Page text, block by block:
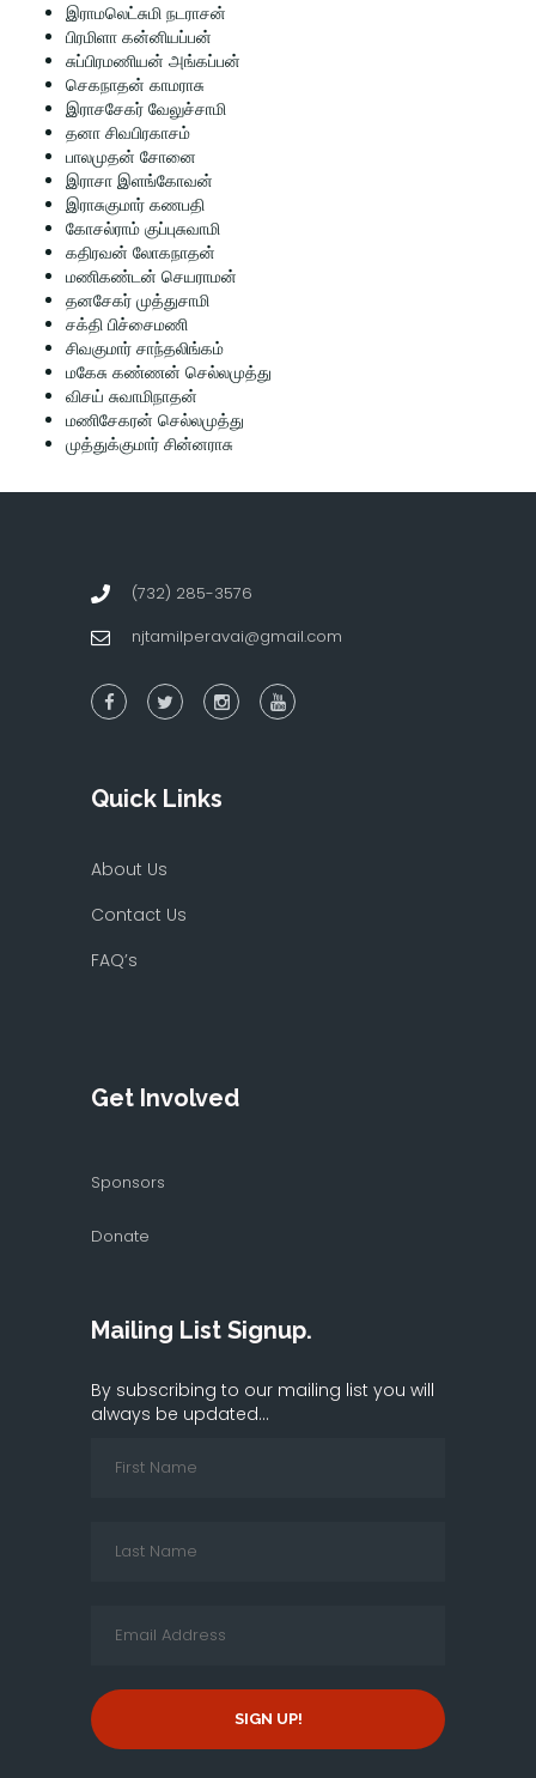
இராமலெட்சுமி நடராசன்
பிரமிளா கன்னியப்பன்
சுப்பிரமணியன் அங்கப்பன்
செகநாதன் காமராசு
இராசசேகர் வேலுச்சாமி
தனா சிவபிரகாசம்
பாலமுதன் சோனை
இராசா இளங்கோவன்
இராசுகுமார் கணபதி
கோசல்ராம் குப்புசுவாமி
கதிரவன் லோகநாதன்
மணிகண்டன் செயராமன்
தனசேகர் முத்துசாமி
சக்தி பிச்சைமணி
சிவகுமார் சாந்தலிங்கம்
மகேசு கண்ணன் செல்லமுத்து
விசய் சுவாமிநாதன்
மணிசேகரன் செல்லமுத்து
முத்துக்குமார் சின்னராசு
(732) 285-3576
njtamilperavai@gmail.com
Quick Links
About Us
Contact Us
FAQ’s
Get Involved
Sponsors
Donate
Mailing List Signup.
By subscribing to our mailing list you will
always be updated...
SIGN UP!